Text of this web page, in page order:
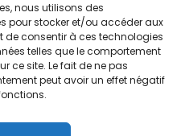
nous utilisons des
pour stocker et/ou accéder aux
de consentir à ces technologies
telles que le comportement
ce site. Le fait de ne pas
peut avoir un effet négatif
numérique